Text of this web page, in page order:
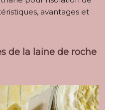
avantages et
de la laine de roche